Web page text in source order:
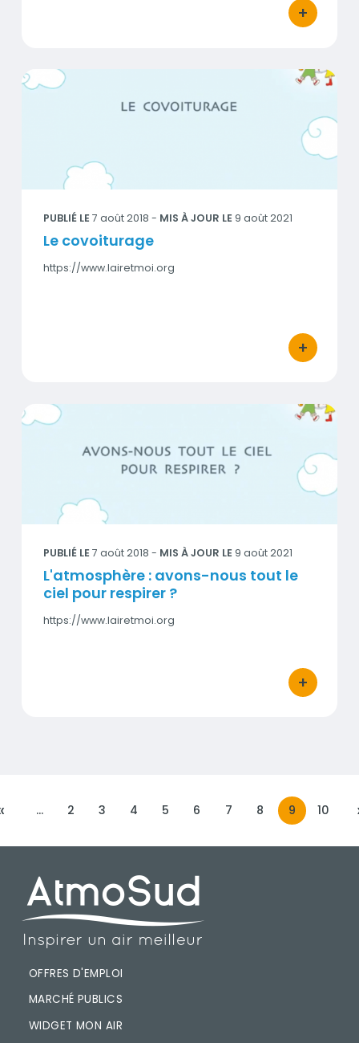
+
bouton
Le covoiturage
PUBLIÉ LE 7 août 2018 - MIS À JOUR LE 9 août 2021
Le covoiturage
https://www.lairetmoi.org
+
bouton
L'atmosphère : avons-nous tout le ciel pour respirer ?
Visuel
PUBLIÉ LE 7 août 2018 - MIS À JOUR LE 9 août 2021
L'atmosphère : avons-nous tout le
ciel pour respirer ?
https://www.lairetmoi.org
+
bouton
PRÉCÉDENT
… 2 3 4 5 6 7 8 9 10
PIED DE PAGE
OFFRES D'EMPLOI
MARCHÉ PUBLICS
WIDGET MON AIR